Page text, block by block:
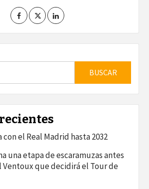
el Real Madrid hasta 2032
una etapa de escaramuzas antes
que decidirá el Tour de